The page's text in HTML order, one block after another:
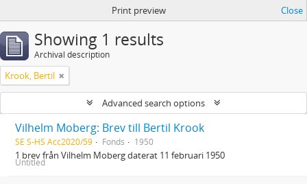
Print preview Close
Showing 1 results
Archival description
Krook, Bertil
Advanced search options
Vilhelm Moberg: Brev till Bertil Krook
SE S-HS Acc2020/59 Fonds 1950
1 brev från Vilhelm Moberg daterat 11 februari 1950
Untitled